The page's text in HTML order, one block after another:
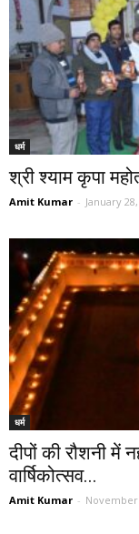
धर्म
श्री श्याम कृपा
Amit Kumar - January
धर्म
दीपों की रौशनी में
वार्षिकोत्सव...
Amit Kumar - November